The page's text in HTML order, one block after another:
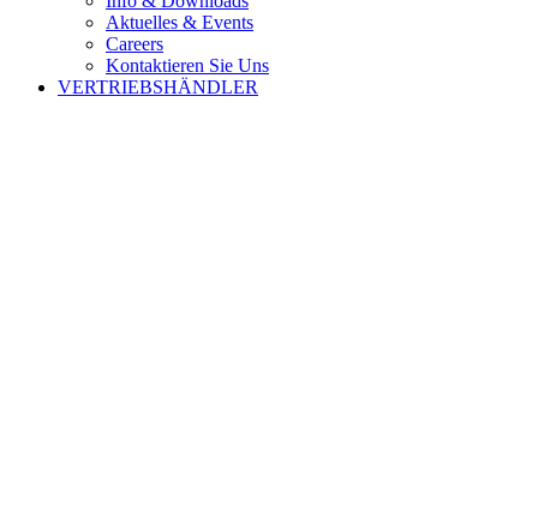
Aktuelles & Events
Careers
Kontaktieren Sie Uns
VERTRIEBSHÄNDLER